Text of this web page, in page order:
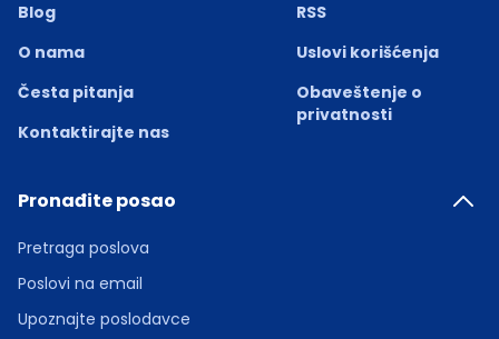
Blog
O nama
Česta pitanja
Kontaktirajte nas
RSS
Uslovi korišćenja
Obaveštenje o
privatnosti
Pronađite posao
Pretraga poslova
Poslovi na email
Upoznajte poslodavce